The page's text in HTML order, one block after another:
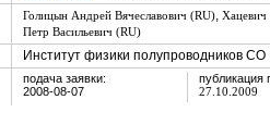
Голицын Андрей Вячеславович (RU), Хацевич
Петр Васильевич (RU)
Институт физики полупроводников
подача заявки:
2008-08-07
публикация
27.10.2009